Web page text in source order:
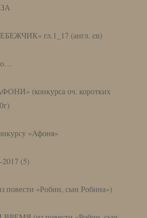
гл.1_17 (англ. en)
(конкурса оч. коротких
«Афоня»
(5)
«Робин, сын Робина»)